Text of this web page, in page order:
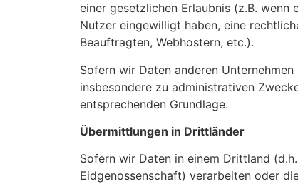
einer gesetzlichen Erlaubnis (z.B.
Nutzer eingewilligt haben, eine
Beauftragten, Webhostern, etc.).
Sofern wir Daten anderen
insbesondere zu administrativen
entsprechenden Grundlage.
Übermittlungen in Drittländer
Sofern wir Daten in einem Drittland
Eidgenossenschaft) verarbeiten oder